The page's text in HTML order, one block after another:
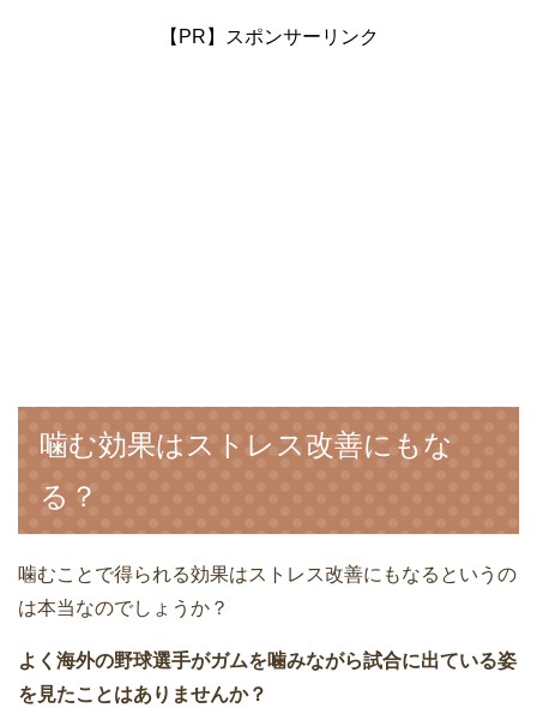
【PR】スポンサーリンク
噛む効果はストレス改善にもな
る？
噛むことで得られる効果はストレス改善にもなるというの
は本当なのでしょうか？
よく海外の野球選手がガムを噛みながら試合に出ている姿
を見たことはありませんか？